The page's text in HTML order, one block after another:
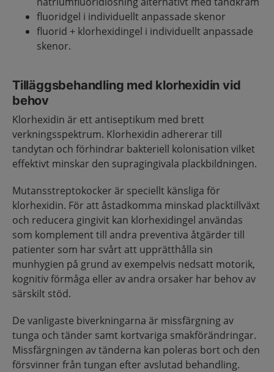
fluoridgel i individuellt anpassade skenor
fluorid + klorhexidingel i individuellt anpassade
skenor.
Tilläggsbehandling med klorhexidin vid
behov
Klorhexidin är ett antiseptikum med brett
verkningsspektrum. Klorhexidin adhererar till
tandytan och förhindrar bakteriell kolonisation vilket
effektivt minskar den supragingivala plackbildningen.
Mutansstreptokocker är speciellt känsliga för
klorhexidin. För att åstadkomma minskad placktillväxt
och reducera gingivit kan klorhexidingel användas
som komplement till andra preventiva åtgärder till
patienter som har svårt att upprätthålla sin
munhygien på grund av exempelvis nedsatt motorik,
kognitiv förmåga eller av andra orsaker har behov av
särskilt stöd.
De vanligaste biverkningarna är missfärgning av
tunga och tänder samt kortvariga smakförändringar.
Missfärgningen av tänderna kan poleras bort och den
försvinner från tungan efter avslutad behandling.